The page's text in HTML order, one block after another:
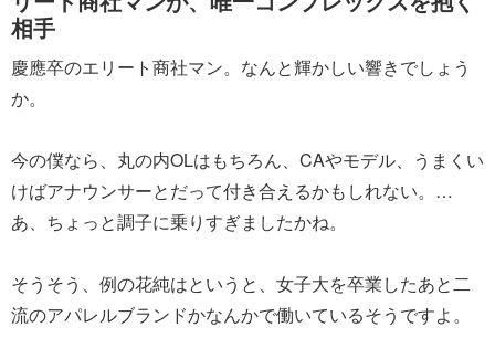
相手
慶應卒のエリート商社マン。なんと輝かしい響きでしょう
か。
今の僕なら、丸の内OLはもちろん、CAやモデル、うまくい
けばアナウンサーとだって付き合えるかもしれない。…
あ、ちょっと調子に乗りすぎましたかね。
そうそう、例の花純はというと、女子大を卒業したあと二
流のアパレルブランドかなんかで働いているそうですよ。